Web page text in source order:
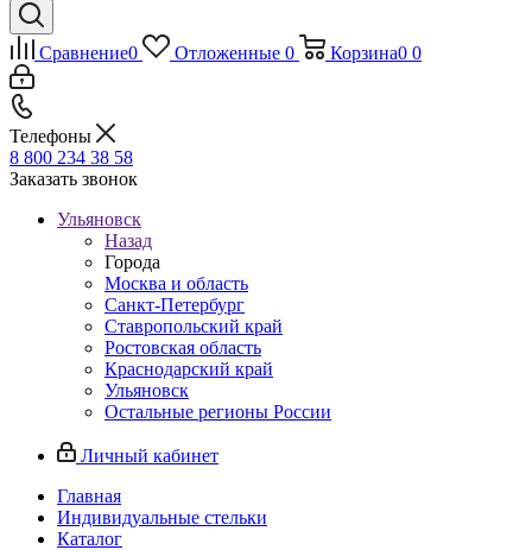
Сравнение0 Отложенные 0 Корзина0 0
Телефоны
8 800 234 38 58
Заказать звонок
Ульяновск
Назад
Города
Москва и область
Санкт-Петербург
Ставропольский край
Ростовская область
Краснодарский край
Ульяновск
Остальные регионы России
Личный кабинет
Главная
Индивидуальные стельки
Каталог